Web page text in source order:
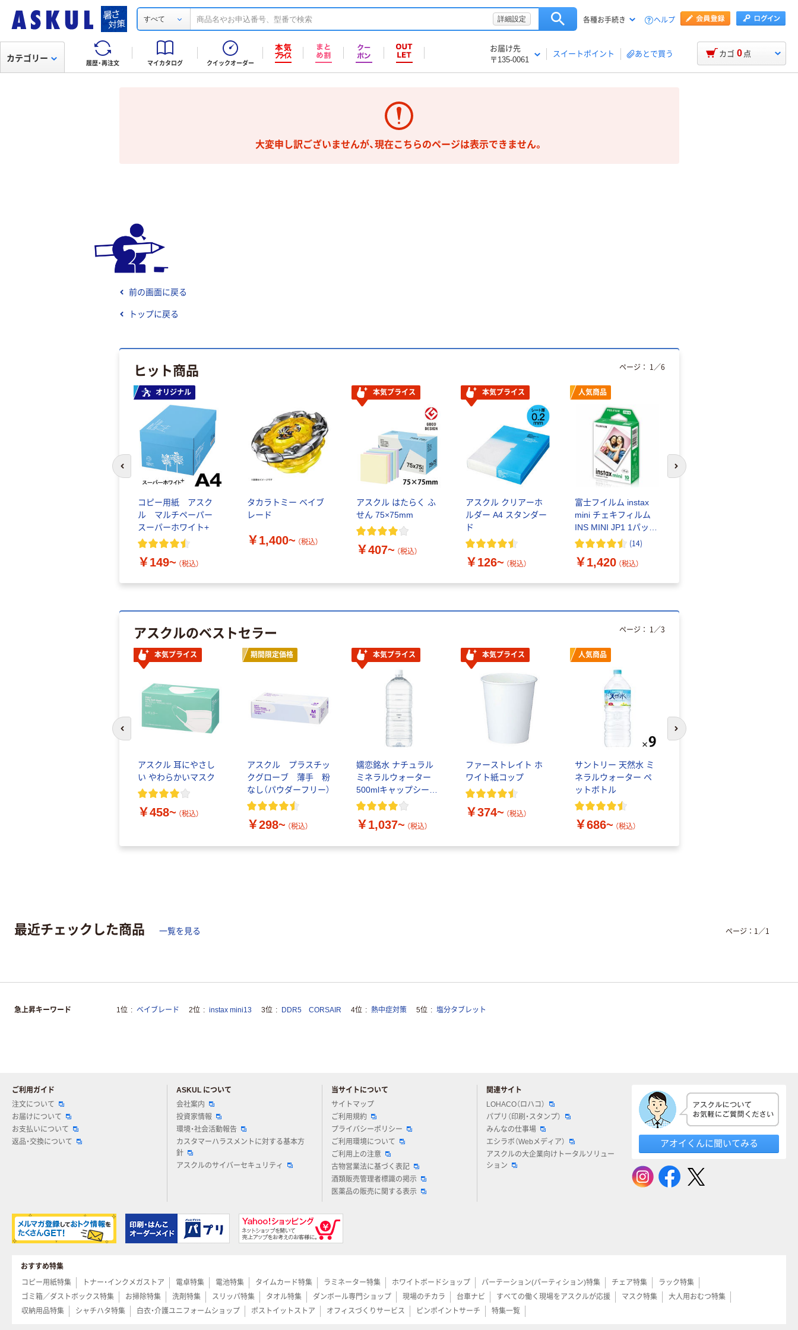
すべて 詳細設定 各種お手続き ヘルプ
履歴・再注文 マイカタログ クイックオーダー
お届け先
〒135-0061
スイートポイント あとで買う
カテゴリー カゴ 0 点
大変申し訳ございませんが、現在こちらのページは表示できません。
前の画面に戻る
トップに戻る
ヒット商品
オリジナル
コピー用紙 アスク
ル マルチペーパー
スーパーホワイト+
￥149~ （税込）
タカラトミー ベイブ
レード
￥1,400~ （税込）
本気プライス
アスクル はたらく ふ
せん 75×75mm
￥407~ （税込）
本気プライス
アスクル クリアーホ
ルダー A4 スタンダー
ド
￥126~ （税込）
人気商品
富士フイルム instax
mini チェキフィルム
INS MINI JP1 1パック
（10枚入り）
(14)
￥1,420 （税込）
ページ： 1 ／6
前のスライドへ 次のスライドへ
アスクルのベストセラー
本気プライス
アスクル 耳にやさし
い やわらかいマスク
￥458~ （税込）
期間限定価格
アスクル プラスチッ
クグローブ 薄手 粉
なし（パウダーフリー）
￥298~ （税込）
本気プライス
嬬恋銘水 ナチュラル
ミネラルウォーター
500mlキャップシール
付き／2Lラベルレス
￥1,037~ （税込）
本気プライス
ファーストレイト ホ
ワイト紙コップ
￥374~ （税込）
人気商品
サントリー 天然水 ミ
ネラルウォーター ペ
ットボトル
￥686~ （税込）
ページ： 1 ／3
次のスライドへ
最近チェックした商品 一覧を見る ページ： 1 ／1
急上昇キーワード 1位 ベイブレード 2位 instax mini13 3位 DDR5 CORSAIR 4位 熱中症対策 5位 塩分タブレット
ご利用ガイド
注文について
お届けについて
お支払いについて
返品・交換について
ASKUL について
会社案内
投資家情報
環境・社会活動報告
カスタマーハラスメントに対する基本方
針
アスクルのサイバーセキュリティ
当サイトについて
サイトマップ
ご利用規約
プライバシーポリシー
ご利用環境について
ご利用上の注意
古物営業法に基づく表記
酒類販売管理者標識の掲示
医薬品の販売に関する表示
関連サイト
LOHACO（ロハコ）
パプリ（印刷・スタンプ）
みんなの仕事場
エシラボ（Webメディア）
アスクルの大企業向けトータルソリュー
ション
アオイくんに聞いてみる
おすすめ特集
コピー用紙特集
トナー・インクメガストア 電卓特集 電池特集 タイムカード特集 ラミネーター特集 ホワイトボードショップ パーテーション(パーティション)特集 チェア特集
ラック特集
ゴミ箱／ダストボックス特集
お掃除特集 洗剤特集 スリッパ特集 タオル特集 ダンボール専門ショップ 現場のチカラ 台車ナビ すべての働く現場をアスクルが応援 マスク特集
大人用おむつ特集
収納用品特集
シャチハタ特集 白衣・介護ユニフォームショップ ポストイットストア オフィスづくりサービス ピンポイントサーチ 特集一覧